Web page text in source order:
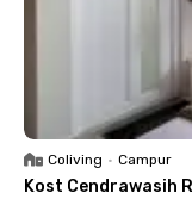
Coliving • Campur
Kost Cendrawasih